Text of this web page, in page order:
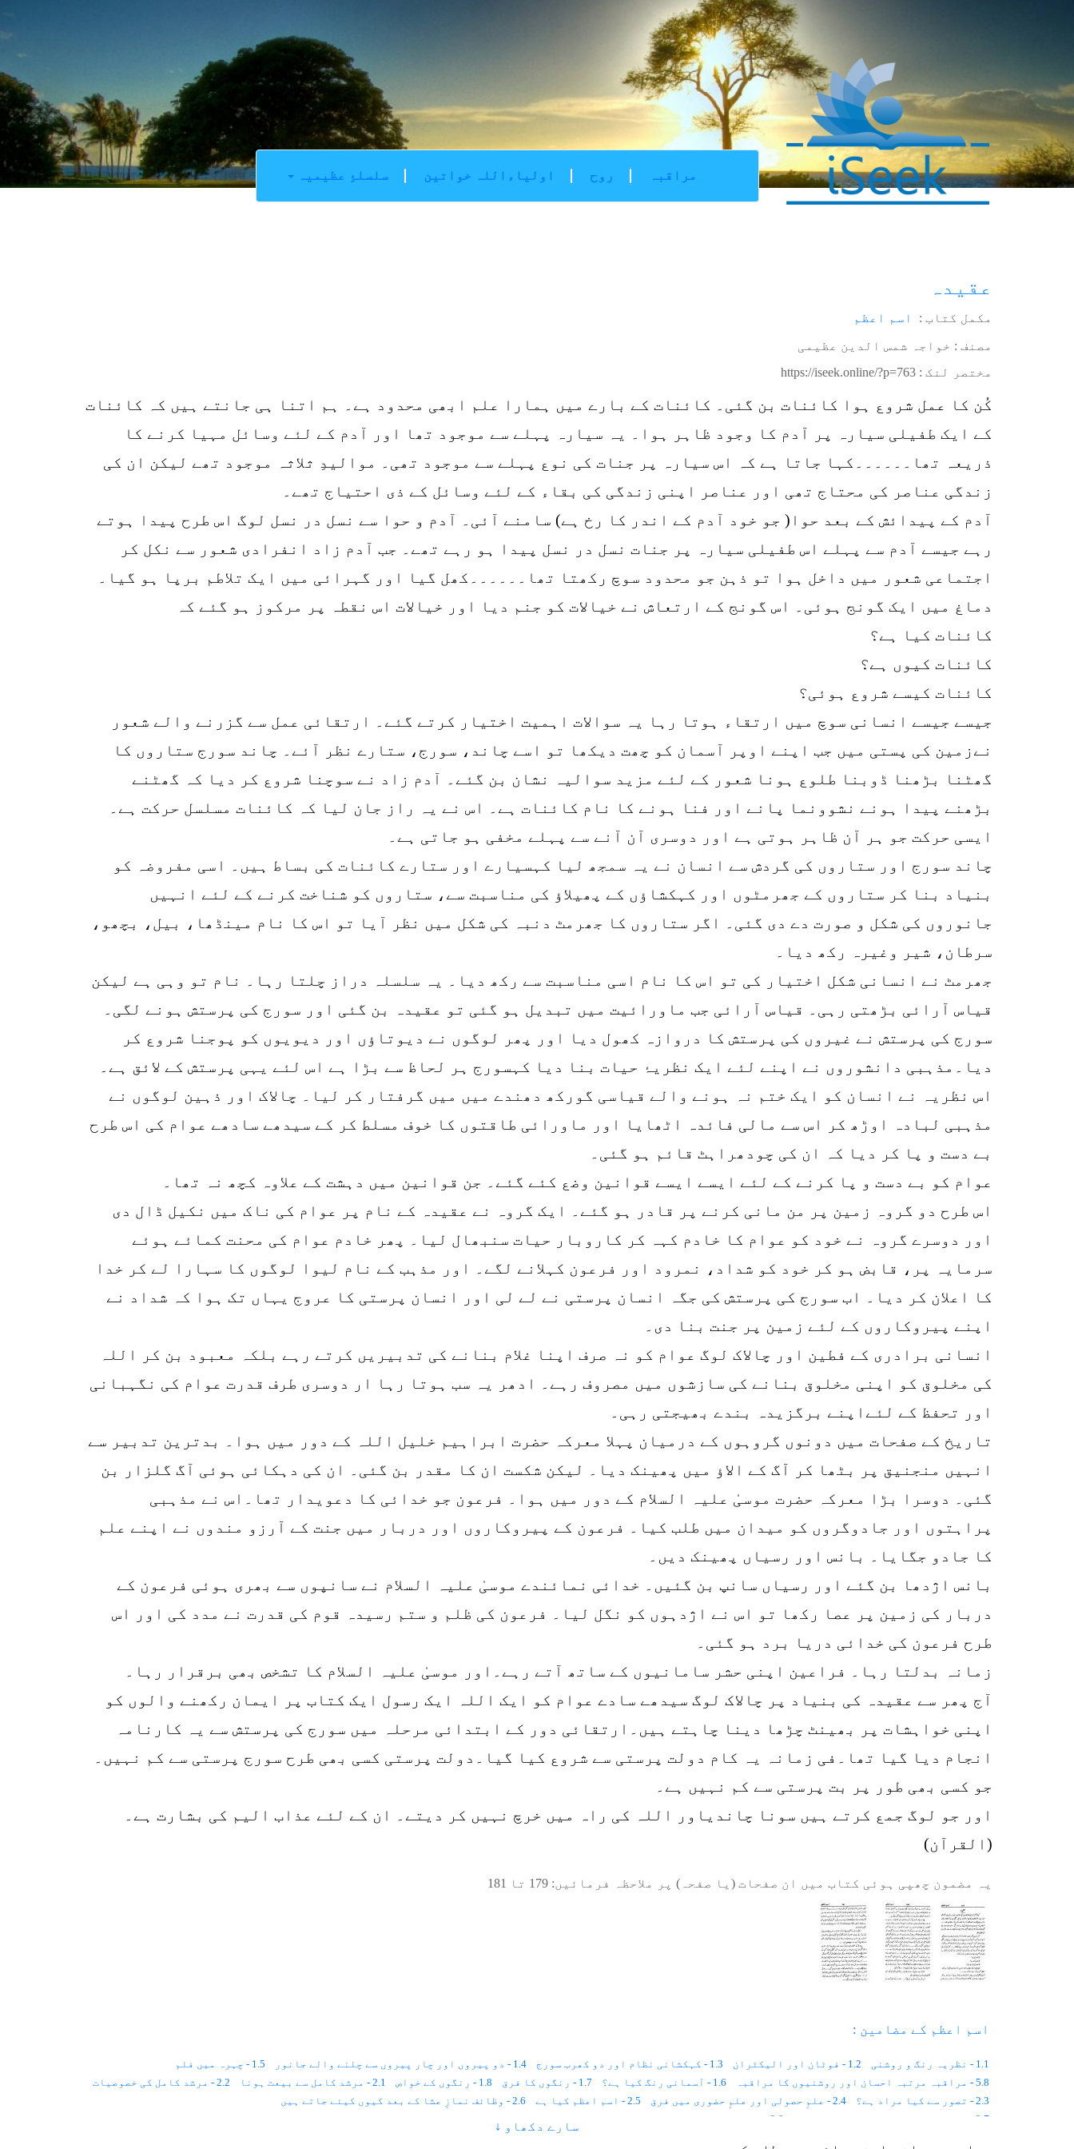
سلسلۂِ عظیمیہ اولیاءاللہ خواتین روح مراقبہ
عقیدہ
مکمل کتاب : اسم اعظم
مصنف : خواجہ شمس الدین عظیمی
مختصر لنک : https://iseek.online/?p=763
کُن کا عمل شروع ہوا کائنات بن گئی۔ کائنات کے بارے میں ہمارا علم ابھی محدود ہے۔ ہم اتنا ہی جانتے ہیں کہ کائنات
کے ایک طفیلی سیارہ پر آدم کا وجود ظاہر ہوا۔ یہ سیارہ پہلے سے موجود تھا اور آدم کے لئے وسائل مہیا کرنے کا
ذریعہ تھا۔۔۔۔۔۔کہا جاتا ہے کہ اس سیارہ پر جنات کی نوع پہلے سے موجود تھی۔ موالیدِ ثلاثہ موجود تھے لیکن ان کی
زندگی عناصر کی محتاج تھی اور عناصر اپنی زندگی کی بقاء کے لئے وسائل کے ذی احتیاج تھے۔
آدم کے پیدائش کے بعد حوا( جو خود آدم کے اندر کا رخ ہے) سامنے آئی۔ آدم و حوا سے نسل در نسل لوگ اس طرح پیدا ہوتے
رہے جیسے آدم سے پہلے اس طفیلی سیارہ پر جنات نسل در نسل پیدا ہو رہے تھے۔ جب آدم زاد انفرادی شعور سے نکل کر
اجتماعی شعور میں داخل ہوا تو ذہن جو محدود سوچ رکھتا تھا۔۔۔۔۔۔کھل گیا اور گہرائی میں ایک تلاطم برپا ہو گیا۔
دماغ میں ایک گونج ہوئی۔ اس گونج کے ارتعاش نے خیالات کو جنم دیا اور خیالات اس نقطہ پر مرکوز ہو گئے کہ
کائنات کیا ہے؟
کائنات کیوں ہے؟
کائنات کیسے شروع ہوئی؟
جیسے جیسے انسانی سوچ میں ارتقاء ہوتا رہا یہ سوالات اہمیت اختیار کرتے گئے۔ ارتقائی عمل سے گزرنے والے شعور
نےزمین کی پستی میں جب اپنے اوپر آسمان کو چھت دیکھا تو اسے چاند، سورج، ستارے نظر آئے۔ چاند سورج ستاروں کا
گھٹنا بڑھنا ڈوبنا طلوع ہونا شعور کے لئے مزید سوالیہ نشان بن گئے۔ آدم زاد نے سوچنا شروع کر دیا کہ گھٹنے
بڑھنے پیدا ہونے نشوونما پانے اور فنا ہونے کا نام کائنات ہے۔ اس نے یہ راز جان لیا کہ کائنات مسلسل حرکت ہے۔
ایسی حرکت جو ہر آن ظاہر ہوتی ہے اور دوسری آن آنے سے پہلے مخفی ہو جاتی ہے۔
چاند سورج اور ستاروں کی گردش سے انسان نے یہ سمجھ لیا کہسیارے اور ستارے کائنات کی بساط ہیں۔ اسی مفروضہ کو
بنیاد بنا کر ستاروں کے جھرمٹوں اور کہکشاؤں کے پھیلاؤ کی مناسبت سے، ستاروں کو شناخت کرنے کے لئے انہیں
جانوروں کی شکل و صورت دے دی گئی۔ اگر ستاروں کا جھرمٹ دنبہ کی شکل میں نظر آیا تو اس کا نام مینڈھا، بیل، بچھو،
سرطان، شیر وغیرہ رکھ دیا۔
جھرمٹ نے انسانی شکل اختیار کی تو اس کا نام اسی مناسبت سے رکھ دیا۔ یہ سلسلہ دراز چلتا رہا۔ نام تو وہی ہے لیکن
قیاس آرائی بڑھتی رہی۔ قیاس آرائی جب ماورائیت میں تبدیل ہو گئی تو عقیدہ بن گئی اور سورج کی پرستش ہونے لگی۔
سورج کی پرستش نے غیروں کی پرستش کا دروازہ کھول دیا اور پھر لوگوں نے دیوتاؤں اور دیویوں کو پوجنا شروع کر
دیا۔مذہبی دانشوروں نے اپنے لئے ایک نظریۂ حیات بنا دیا کہسورج ہر لحاظ سے بڑا ہے اس لئے یہی پرستش کے لائق ہے۔
اس نظریہ نے انسان کو ایک ختم نہ ہونے والے قیاسی گورکھ دھندے میں میں گرفتار کر لیا۔ چالاک اور ذہین لوگوں نے
مذہبی لبادہ اوڑھ کر اس سے مالی فائدہ اٹھایا اور ماورائی طاقتوں کا خوف مسلط کر کے سیدھے سادھے عوام کی اس طرح
بے دست و پا کر دیا کہ ان کی چودھراہٹ قائم ہو گئی۔
عوام کو بے دست و پا کرنے کے لئے ایسے ایسے قوانین وضع کئے گئے۔ جن قوانین میں دہشت کے علاوہ کچھ نہ تھا۔
اس طرح دو گروہ زمین پر من مانی کرنے پر قادر ہو گئے۔ ایک گروہ نے عقیدہ کے نام پر عوام کی ناک میں نکیل ڈال دی
اور دوسرے گروہ نے خود کو عوام کا خادم کہہ کر کاروبار حیات سنبھال لیا۔ پھر خادم عوام کی محنت کمائے ہوئے
سرمایہ پر، قابض ہو کر خود کو شداد، نمرود اور فرعون کہلانے لگے۔ اور مذہب کے نام لیوا لوگوں کا سہارا لے کر خدا
کا اعلان کر دیا۔ اب سورج کی پرستش کی جگہ انسان پرستی نے لے لی اور انسان پرستی کا عروج یہاں تک ہوا کہ شداد نے
اپنے پیروکاروں کے لئے زمین پر جنت بنا دی۔
انسانی برادری کے فطین اور چالاک لوگ عوام کو نہ صرف اپنا غلام بنانے کی تدبیریں کرتے رہے بلکہ معبود بن کر اللہ
کی مخلوق کو اپنی مخلوق بنانے کی سازشوں میں مصروف رہے۔ ادھر یہ سب ہوتا رہا ار دوسری طرف قدرت عوام کی نگہبانی
اور تحفظ کے لئےاپنے برگزیدہ بندے بھیجتی رہی۔
تاریخ کے صفحات میں دونوں گروہوں کے درمیان پہلا معرکہ حضرت ابراہیم خلیل اللہ کے دور میں ہوا۔ بدترین تدبیر سے
انہیں منجنیق پر بٹھا کر آگ کے الاؤ میں پھینک دیا۔ لیکن شکست ان کا مقدر بن گئی۔ ان کی دہکائی ہوئی آگ گلزار بن
گئی۔ دوسرا بڑا معرکہ حضرت موسیٰ علیہ السلام کے دور میں ہوا۔ فرعون جو خدائی کا دعویدار تھا۔اس نے مذہبی
پراہتوں اور جادوگروں کو میدان میں طلب کیا۔ فرعون کے پیروکاروں اور دربار میں جنت کے آرزو مندوں نے اپنے علم
کا جادو جگایا۔ بانس اور رسیاں پھینک دیں۔
بانس اژدھا بن گئے اور رسیاں سانپ بن گئیں۔ خدائی نمائندے موسیٰ علیہ السلام نے سانپوں سے بھری ہوئی فرعون کے
دربار کی زمین پر عصا رکھا تو اس نے اژدہوں کو نگل لیا۔ فرعون کی ظلم و ستم رسیدہ قوم کی قدرت نے مدد کی اور اس
طرح فرعون کی خدائی دریا برد ہو گئی۔
زمانہ بدلتا رہا۔ فراعین اپنی حشر سامانیوں کے ساتھ آتے رہے۔اور موسیٰ علیہ السلام کا تشخص بھی برقرار رہا۔
آج پھر سے عقیدہ کی بنیاد پر چالاک لوگ سیدھے سادے عوام کو ایک اللہ ایک رسول ایک کتاب پر ایمان رکھنے والوں کو
اپنی خواہشات پر بھینٹ چڑھا دینا چاہتے ہیں۔ارتقائی دور کے ابتدائی مرحلہ میں سورج کی پرستش سے یہ کارنامہ
انجام دیا گیا تھا۔فی زمانہ یہ کام دولت پرستی سے شروع کیا گیا۔دولت پرستی کسی بھی طرح سورج پرستی سے کم نہیں۔
جو کسی بھی طور پر بت پرستی سے کم نہیں ہے۔
اور جو لوگ جمع کرتے ہیں سونا چاندیاور اللہ کی راہ میں خرچ نہیں کر دیتے۔ ان کے لئے عذاب الیم کی بشارت ہے۔
(القرآن)
یہ مضمون چھپی ہوئی کتاب میں ان صفحات (یا صفحہ) پر ملاحظہ فرمائیں: 179 تا 181
اسم اعظم کے مضامین :
1.1 - نظریہ رنگ و روشنی 1.2 - فوٹان اور الیکٹران 1.3 - کہکشانی نظام اور دو کھرب سورج 1.4 - دو پیروں اور چار پیروں سے چلنے والے جانور
1.5 - چہرہ میں فلم
5.8 - مراقبہ مرتبہ احسان اور روشنیوں کا مراقبہ
1.6 - آسمانی رنگ کیا ہے؟ 1.7 - رنگوں کا فرق 1.8 - رنگوں کے خواص 2.1 - مرشد کامل سے بیعت ہونا
2.2 - مرشد کامل کی خصوصیات
2.3 - تصور سے کیا مراد ہے؟
2.4 - علمِ حصولی اور علمِ حضوری میں فرق 2.5 - اسم اعظم کیا ہے
2.6 - وظائف نمازِ عشا کے بعد کیوں کیئے جاتے ہیں
2.7 - روزہ روح کی بالیدگی کا ذریعہ ہے
2.8 - نام کا انسانی زندگی سے کیا رشتہ ہے اور نام مستقبل پر کس حد تک اثر انداز ہوتے ہیں؟
3.1 - نماز اور مراقبہ
سارے دکھاو ↓